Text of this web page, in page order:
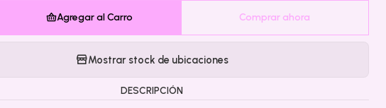
Agregar al Carro Comprar ahora
Mostrar stock de ubicaciones
DESCRIPCIÓN